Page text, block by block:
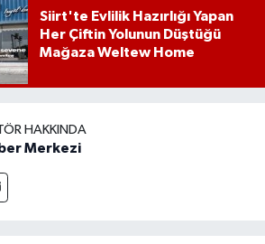
Siirt'te Evlilik Hazırlığı Yapan
Her Çiftin Yolunun Düştüğü
Mağaza Weltew Home
HAKKINDA
Merkezi